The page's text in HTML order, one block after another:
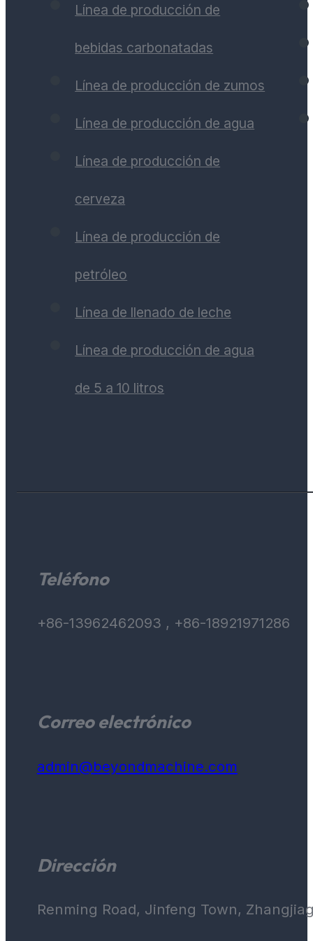
Línea de producción de
bebidas carbonatadas
Línea de producción de zumos
Línea de producción de agua
Línea de producción de
cerveza
Línea de producción de
petróleo
Línea de llenado de leche
Línea de producción de agua
de 5 a 10 litros
Teléfono
+86-13962462093 , +86-18921971286
Correo electrónico
admin@beyondmachine.com
Dirección
Renming Road, Jinfeng Town,